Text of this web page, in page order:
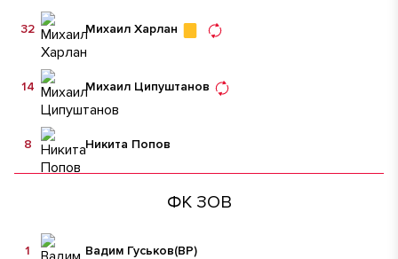
Михаил Харлан
32
Михаил Ципуштанов
14
Никита Попов
8
ФК ЗОВ
Вадим Гуськов(ВР)
1